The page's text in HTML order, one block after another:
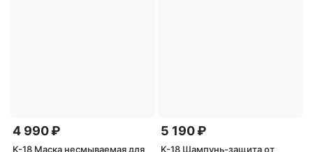
4 990 ₽
K-18 Маска несмываемая для
5 190 ₽
K-18 Шампунь-защита от